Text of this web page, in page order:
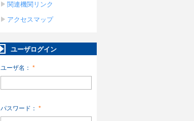
関連機関リンク
アクセスマップ
ユーザログイン
ユーザ名： *
パスワード： *